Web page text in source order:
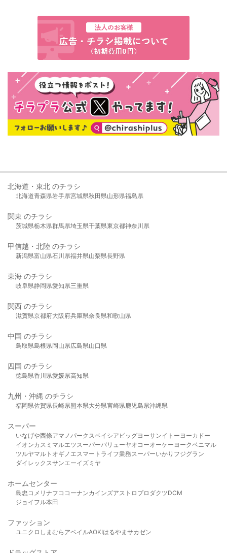
北海道・東北 のチラシ
北海道青森県岩手県宮城県秋田県山形県福島県
関東 のチラシ
茨城県栃木県群馬県埼玉県千葉県東京都神奈川県
甲信越・北陸 のチラシ
新潟県富山県石川県福井県山梨県長野県
東海 のチラシ
岐阜県静岡県愛知県三重県
関西 のチラシ
滋賀県京都府大阪府兵庫県奈良県和歌山県
中国 のチラシ
鳥取県島根県岡山県広島県山口県
四国 のチラシ
徳島県香川県愛媛県高知県
九州・沖縄 のチラシ
福岡県佐賀県長崎県熊本県大分県宮崎県鹿児島県沖縄県
スーパー
いなげや西條アマノパークスベイシア ビッグヨーサンイトーヨーカドー
イオンカスミ マルエツスーパーバリューヤオコーオーケー ヨークベニマル
ツルヤマルト オギノ エスマート ライフ業務スーパーいかり フジグラン
ダイレックスサンエーイズミヤ
ホームセンター
島忠 コメリ ナフコ コーナンカインズアストロプロダクツDCM
ジョイフル本田
ファッション
ユニクロ しまむら アベイルAOKIはるやま サカゼン